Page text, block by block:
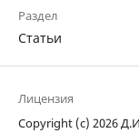
Раздел
Статьи
Лицензия
Copyright (c) 2026